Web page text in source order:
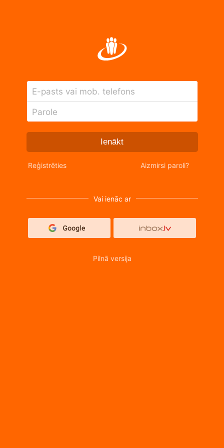
E-pasts vai mob. telefons
Parole
Ienākt
Reģistrēties Aizmirsi paroli?
Vai ienāc ar
Pilnā versija